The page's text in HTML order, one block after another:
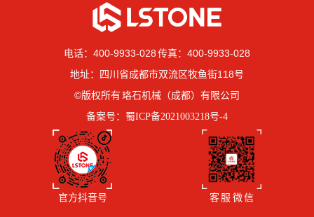
电话：400-9933-028 传真：400-9933-028
地址：四川省成都市双流区牧鱼街118号
©版权所有 珞石机械（成都）有限公司
备案号： 蜀ICP备2021003218号-4
官方抖音号 客 服 微 信